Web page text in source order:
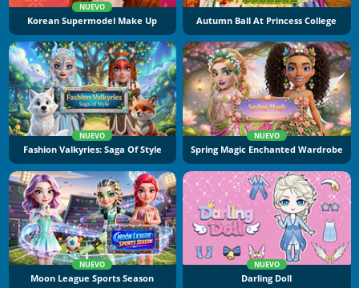
NUEVO
Korean Supermodel Make Up Autumn Ball At Princess College
NUEVO
Fashion Valkyries: Saga Of Style
NUEVO
Spring Magic Enchanted Wardrobe
NUEVO
Moon League Sports Season
NUEVO
Darling Doll